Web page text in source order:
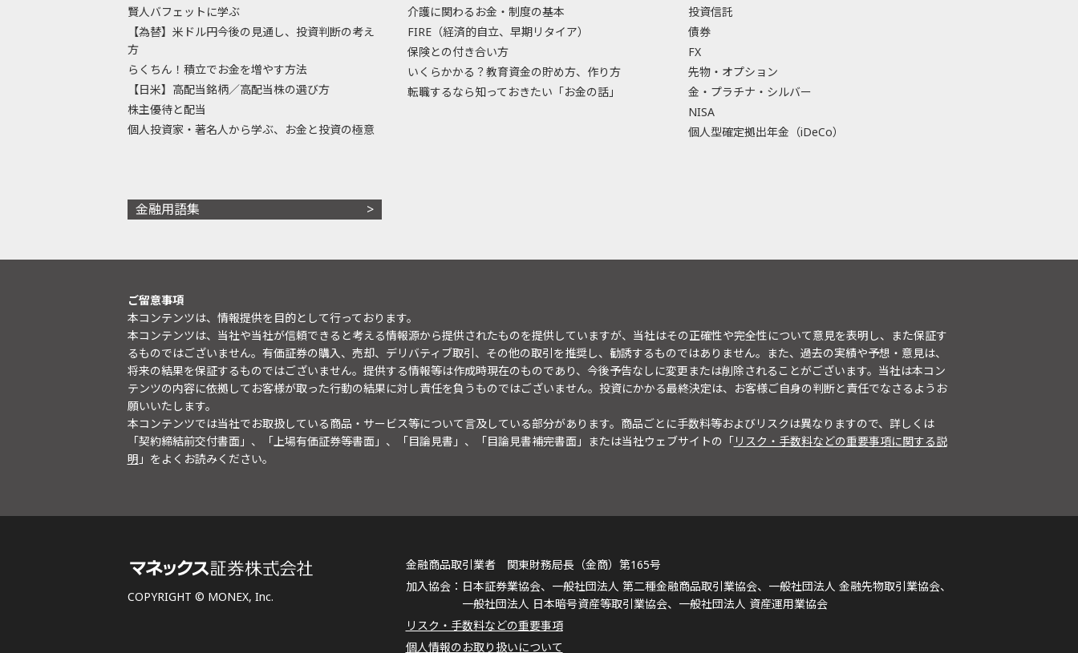
賢人バフェットに学ぶ
【為替】米ドル円今後の見通し、投資判断の考え
方
らくちん！積立でお金を増やす方法
【日米】高配当銘柄／高配当株の選び方
株主優待と配当
個人投資家・著名人から学ぶ、お金と投資の極意
介護に関わるお金・制度の基本
FIRE（経済的自立、早期リタイア）
保険との付き合い方
いくらかかる？教育資金の貯め方、作り方
転職するなら知っておきたい「お金の話」
投資信託
債券
FX
先物・オプション
金・プラチナ・シルバー
NISA
個人型確定拠出年金（iDeCo）
金融用語集
ご留意事項
本コンテンツは、情報提供を目的として行っております。
本コンテンツは、当社や当社が信頼できると考える情報源から提供されたものを提供していますが、当社はその正確性や完全性について意見を表明し、また保証す
るものではございません。有価証券の購入、売却、デリバティブ取引、その他の取引を推奨し、勧誘するものではありません。また、過去の実績や予想・意見は、
将来の結果を保証するものではございません。提供する情報等は作成時現在のものであり、今後予告なしに変更または削除されることがございます。当社は本コン
テンツの内容に依拠してお客様が取った行動の結果に対し責任を負うものではございません。投資にかかる最終決定は、お客様ご自身の判断と責任でなさるようお
願いいたします。
本コンテンツでは当社でお取扱している商品・サービス等について言及している部分があります。商品ごとに手数料等およびリスクは異なりますので、詳しくは
「契約締結前交付書面」、「上場有価証券等書面」、「目論見書」、「目論見書補完書面」または当社ウェブサイトの「リスク・手数料などの重要事項に関する説
明 」をよくお読みください。
COPYRIGHT © MONEX, Inc.
金融商品取引業者 関東財務局長（金商）第165号
日本証券業協会、一般社団法人 第二種金融商品取引業協会、一般社団法人 金融先物取引業協会、
一般社団法人 日本暗号資産等取引業協会、一般社団法人 資産運用業協会
リスク・手数料などの重要事項
個人情報のお取り扱いについて